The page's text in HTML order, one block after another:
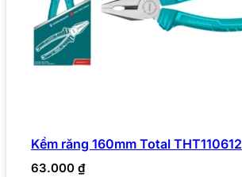
Kềm răng 160mm Total THT110612
63.000 ₫